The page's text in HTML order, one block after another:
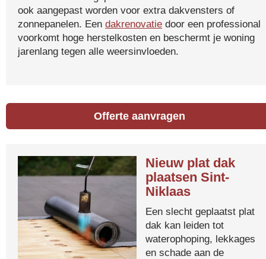
ook aangepast worden voor extra dakvensters of
zonnepanelen. Een dakrenovatie door een professional
voorkomt hoge herstelkosten en beschermt je woning
jarenlang tegen alle weersinvloeden.
Offerte aanvragen
Nieuw plat dak
plaatsen Sint-
Niklaas
Een slecht geplaatst plat
dak kan leiden tot
waterophoping, lekkages
en schade aan de